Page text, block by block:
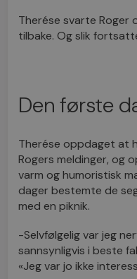
Therése svarte Roger
tilbake. Og slik
Den første
Therése oppdaget at
Rogers meldinger, og
varm og humoristisk
dager bestemte de
med en piknik.
-Selvfølgelig var jeg
sannsynligvis i beste
«Jeg var jo ikke